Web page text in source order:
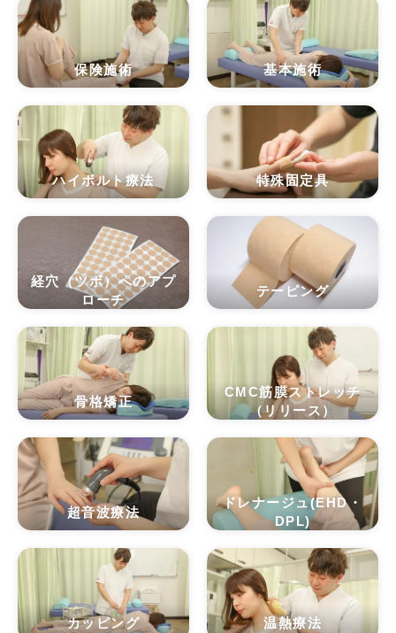
保険施術 基本施術
ハイボルト療法 特殊固定具
経穴（ツボ）へのアプ
ローチ
テーピング
骨格矯正
CMC筋膜ストレッチ
（リリース）
超音波療法
ドレナージュ(EHD・
DPL)
カッピング 温熱療法